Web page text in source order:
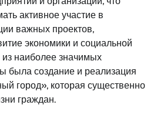
активное участие в
важных проектов,
экономики и социальной
наиболее значимых
была создание и реализация
город», которая существенно
граждан.